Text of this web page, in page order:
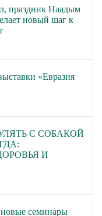
праздник Наадым
новый шаг к
«Евразия
С СОБАКОЙ
И
семинары